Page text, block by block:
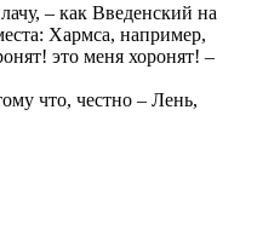
– как Введенский на
Хармса, например,
это меня хоронят! –
что, честно – Лень,